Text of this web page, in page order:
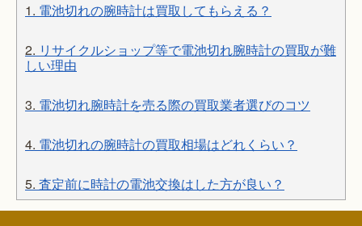
1. 電池切れの腕時計は買取してもらえる？
2. リサイクルショップ等で電池切れ腕時計の買取が難
しい理由
3. 電池切れ腕時計を売る際の買取業者選びのコツ
4. 電池切れの腕時計の買取相場はどれくらい？
5. 査定前に時計の電池交換はした方が良い？